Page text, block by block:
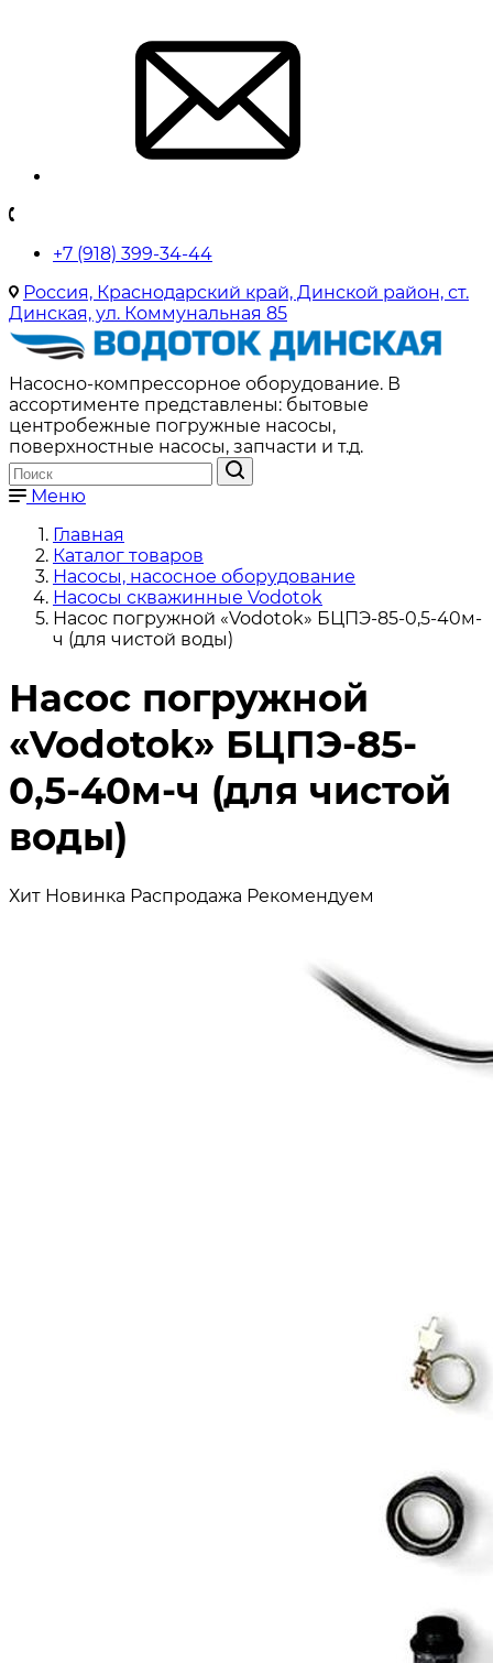
+7 (918) 399-34-44
Россия, Краснодарский край, Динской район, ст.
Динская, ул. Коммунальная 85
Насосно-компрессорное оборудование. В
ассортименте представлены: бытовые
центробежные погружные насосы,
поверхностные насосы, запчасти и т.д.
Меню
Главная
Каталог товаров
Насосы, насосное оборудование
Насосы скважинные Vodotok
Насос погружной «Vodotok» БЦПЭ-85-0,5-40м-
ч (для чистой воды)
Насос погружной
«Vodotok» БЦПЭ-85-
0,5-40м-ч (для чистой
воды)
Хит Новинка Распродажа Рекомендуем